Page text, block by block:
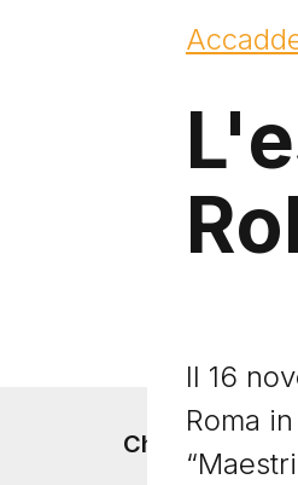
Il 16
Roma
Footer
Chi siamo